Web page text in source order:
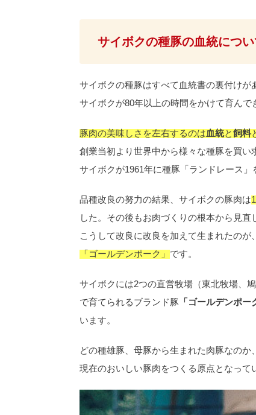
サイボクの種豚の血統につい
サイボクの種豚はすべて血統書の裏付けが
サイボクが80年以上の時間をかけて育んで
豚肉の美味しさを左右するのは血統と飼料
創業当初より世界中から様々な種豚を買い
サイボクが1961年に種豚「ランドレース
品種改良の努力の結果、サイボクの豚肉は
した。その後もお肉づくりの根本から見
こうして改良に改良を加えて生まれたの
「ゴールデンポーク」 です。
サイボクには2つの直営牧場（東北牧場、
で育てられるブランド豚 「ゴールデンポー
います。
どの種雄豚、母豚から生まれた肉豚なのか
現在のおいしい豚肉をつくる原点となって